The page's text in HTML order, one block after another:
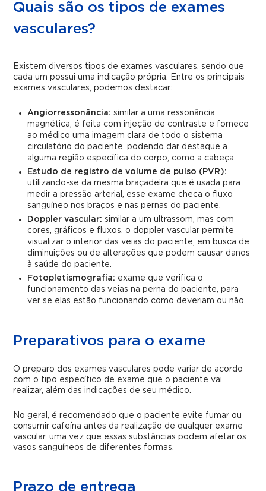
Quais são os tipos de exames
vasculares?
Existem diversos tipos de exames vasculares, sendo que
cada um possui uma indicação própria. Entre os principais
exames vasculares, podemos destacar:
Angiorressonância: similar a uma ressonância
magnética, é feita com injeção de contraste e fornece
ao médico uma imagem clara de todo o sistema
circulatório do paciente, podendo dar destaque a
alguma região específica do corpo, como a cabeça.
Estudo de registro de volume de pulso (PVR):
utilizando-se da mesma braçadeira que é usada para
medir a pressão arterial, esse exame checa o fluxo
sanguíneo nos braços e nas pernas do paciente.
Doppler vascular: similar a um ultrassom, mas com
cores, gráficos e fluxos, o doppler vascular permite
visualizar o interior das veias do paciente, em busca de
diminuições ou de alterações que podem causar danos
à saúde do paciente.
Fotopletismografia: exame que verifica o
funcionamento das veias na perna do paciente, para
ver se elas estão funcionando como deveriam ou não.
Preparativos para o exame
O preparo dos exames vasculares pode variar de acordo
com o tipo específico de exame que o paciente vai
realizar, além das indicações de seu médico.
No geral, é recomendado que o paciente evite fumar ou
consumir cafeína antes da realização de qualquer exame
vascular, uma vez que essas substâncias podem afetar os
vasos sanguíneos de diferentes formas.
Prazo de entrega